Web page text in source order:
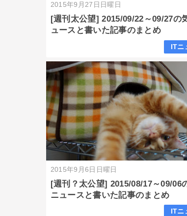
2015年9月27日日曜日
[週刊太公望] 2015/09/22～09/27の
ュースと書いた記事のまとめ
ITニ
2015年9月6日日曜日
[週刊？太公望] 2015/08/17～09/06
ニュースと書いた記事のまとめ
ITニ